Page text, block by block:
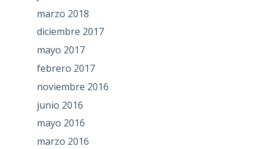
marzo 2018
diciembre 2017
mayo 2017
febrero 2017
noviembre 2016
junio 2016
mayo 2016
marzo 2016